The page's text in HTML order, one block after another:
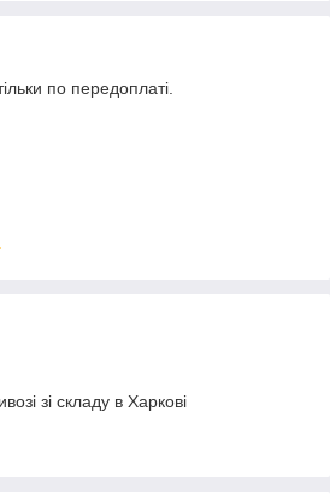
по передоплаті.
зі складу в Харкові